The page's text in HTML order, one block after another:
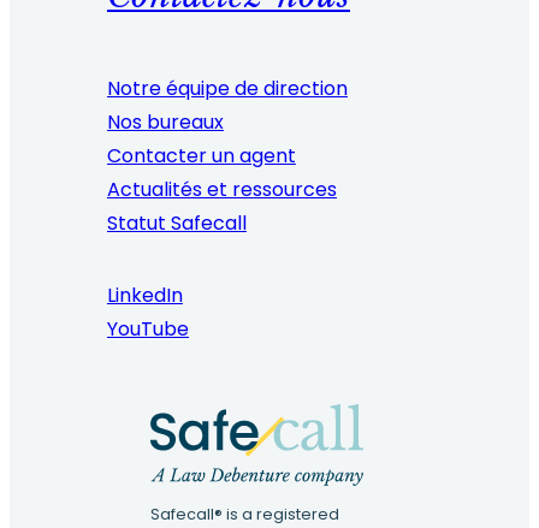
Notre équipe de direction
Nos bureaux
Contacter un agent
Actualités et ressources
Statut Safecall
LinkedIn
YouTube
Safecall® is a registered